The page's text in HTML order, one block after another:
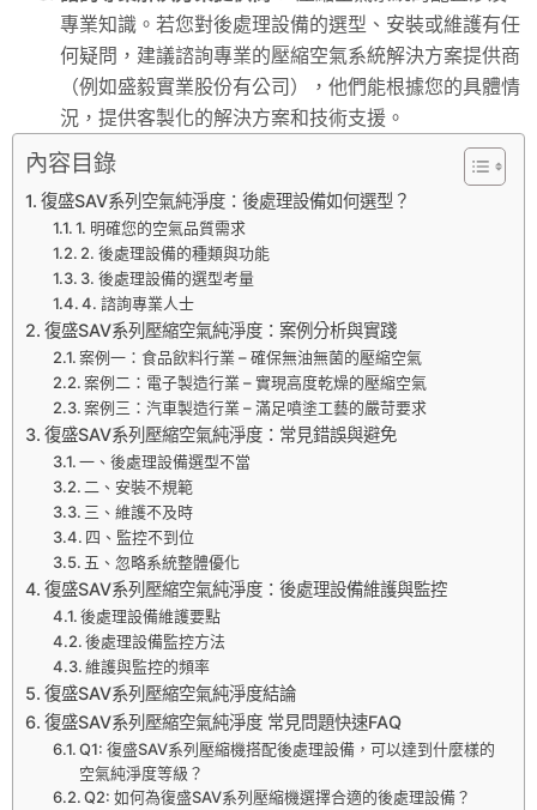
專業知識。若您對後處理設備的選型、安裝或維護有任
何疑問，建議諮詢專業的壓縮空氣系統解決方案提供商
（例如盛毅實業股份有公司），他們能根據您的具體情
況，提供客製化的解決方案和技術支援。
內容目錄
復盛SAV系列空氣純淨度：後處理設備如何選型？
1. 明確您的空氣品質需求
2. 後處理設備的種類與功能
3. 後處理設備的選型考量
4. 諮詢專業人士
復盛SAV系列壓縮空氣純淨度：案例分析與實踐
案例一：食品飲料行業 – 確保無油無菌的壓縮空氣
案例二：電子製造行業 – 實現高度乾燥的壓縮空氣
案例三：汽車製造行業 – 滿足噴塗工藝的嚴苛要求
復盛SAV系列壓縮空氣純淨度：常見錯誤與避免
一、後處理設備選型不當
二、安裝不規範
三、維護不及時
四、監控不到位
五、忽略系統整體優化
復盛SAV系列壓縮空氣純淨度：後處理設備維護與監控
後處理設備維護要點
後處理設備監控方法
維護與監控的頻率
復盛SAV系列壓縮空氣純淨度結論
復盛SAV系列壓縮空氣純淨度 常見問題快速FAQ
Q1: 復盛SAV系列壓縮機搭配後處理設備，可以達到什麼樣的
空氣純淨度等級？
Q2: 如何為復盛SAV系列壓縮機選擇合適的後處理設備？